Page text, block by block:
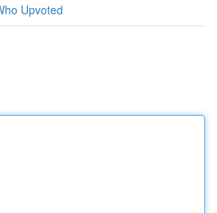
Upvoted